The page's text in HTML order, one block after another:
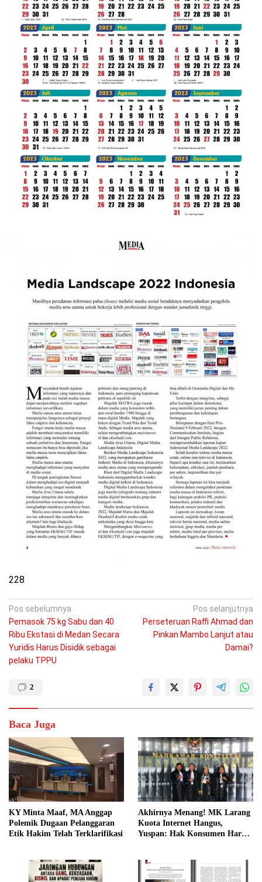
228
Navigasi
pos
Pos sebelumnya
Pemasok 75 kg Sabu dan 40
Ribu Ekstasi di Medan Secara
Yuridis Harus Disidik sebagai
pelaku TPPU
Pos selanjutnya
Perseteruan Raffi Ahmad dan
Pinkan Mambo Lanjut atau
Damai?
2
Baca Juga
KY Minta Maaf, MA Anggap
Polemik Dugaan Pelanggaran
Etik Hakim Telah Terklarifikasi
Akhirnya Menang! MK Larang
Kuota Internet Hangus,
Yuspan: Hak Konsumen Harus